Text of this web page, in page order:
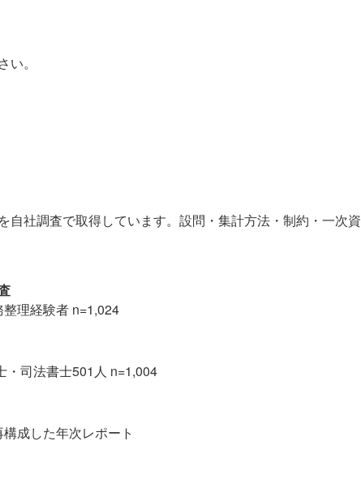
い。
自社調査で取得しています。設問・集計方法・制約・一次資
理経験者 n=1,024
・司法書士501人 n=1,004
成した年次レポート